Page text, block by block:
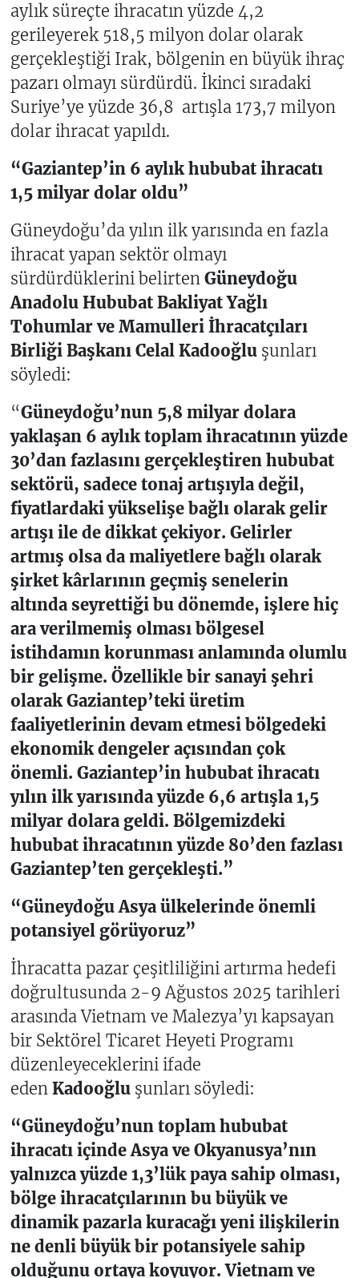
aylık süreçte ihracatın yüzde 4,2
gerileyerek 518,5 milyon dolar olarak
gerçekleştiği Irak, bölgenin en büyük ihraç
pazarı olmayı sürdürdü. İkinci sıradaki
Suriye’ye yüzde 36,8 artışla 173,7 milyon
dolar ihracat yapıldı.
“Gaziantep’in 6 aylık hububat ihracatı
1,5 milyar dolar oldu”
Güneydoğu’da yılın ilk yarısında en fazla
ihracat yapan sektör olmayı
sürdürdüklerini belirten Güneydoğu
Anadolu Hububat Bakliyat Yağlı
Tohumlar ve Mamulleri İhracatçıları
Birliği Başkanı Celal Kadooğlu şunları
söyledi:
“Güneydoğu’nun 5,8 milyar dolara
yaklaşan 6 aylık toplam ihracatının yüzde
30’dan fazlasını gerçekleştiren hububat
sektörü, sadece tonaj artışıyla değil,
fiyatlardaki yükselişe bağlı olarak gelir
artışı ile de dikkat çekiyor. Gelirler
artmış olsa da maliyetlere bağlı olarak
şirket kârlarının geçmiş senelerin
altında seyrettiği bu dönemde, işlere hiç
ara verilmemiş olması bölgesel
istihdamın korunması anlamında olumlu
bir gelişme. Özellikle bir sanayi şehri
olarak Gaziantep’teki üretim
faaliyetlerinin devam etmesi bölgedeki
ekonomik dengeler açısından çok
önemli. Gaziantep’in hububat ihracatı
yılın ilk yarısında yüzde 6,6 artışla 1,5
milyar dolara geldi. Bölgemizdeki
hububat ihracatının yüzde 80’den fazlası
Gaziantep’ten gerçekleşti.”
“Güneydoğu Asya ülkelerinde önemli
potansiyel görüyoruz”
İhracatta pazar çeşitliliğini artırma hedefi
doğrultusunda 2-9 Ağustos 2025 tarihleri
arasında Vietnam ve Malezya’yı kapsayan
bir Sektörel Ticaret Heyeti Programı
düzenleyeceklerini ifade
edenKadooğlu şunları söyledi:
“Güneydoğu’nun toplam hububat
ihracatı içinde Asya ve Okyanusya’nın
yalnızca yüzde 1,3’lük paya sahip olması,
bölge ihracatçılarının bu büyük ve
dinamik pazarla kuracağı yeni ilişkilerin
ne denli büyük bir potansiyele sahip
olduğunu ortaya koyuyor. Vietnam ve